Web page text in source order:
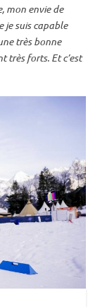
mon envie de
je suis capable
très bonne
très forts. Et c’est